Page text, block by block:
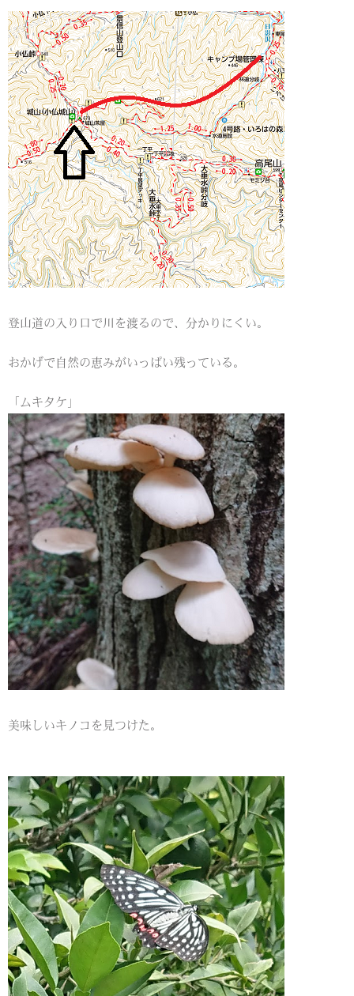
登山道の入り口で川を渡るので、分かりにくい。
おかげで自然の恵みがいっぱい残っている。
「ムキタケ」
美味しいキノコを見つけた。